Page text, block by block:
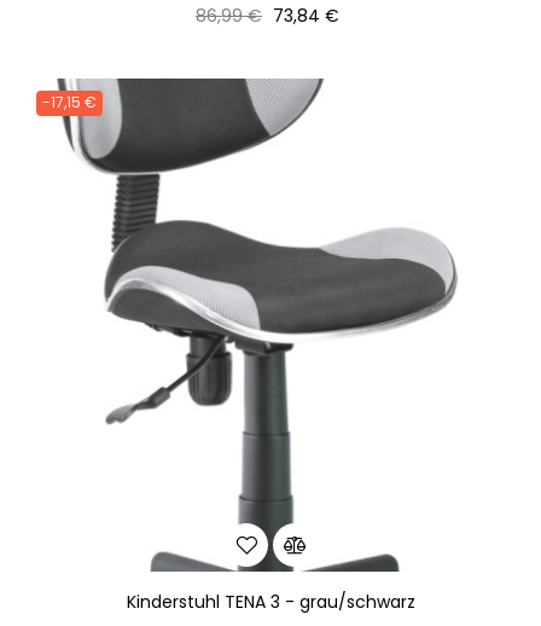
Normaler
86,99 € Preis
73,84 €
-17,15 €
Kinderstuhl TENA 3 - grau/schwarz